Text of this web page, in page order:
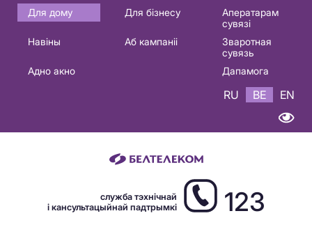
Основная
навигация
Для дому Для бізнесу
Аператарам
сувязі
Навіны
Аб кампаніі
Зваротная
сувязь
Адно акно
Дапамога
RU BE EN
служба тэхнічнай
і кансультацыйнай падтрымкі
123